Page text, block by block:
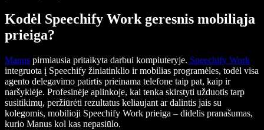
Kodėl Speechify Work geresnis mobiliąja
prieiga?
Manus pirmiausia pritaikyta darbui kompiuteryje. Speechify Work
integruota į Speechify žiniatinklio ir mobilias programėles, todėl visa
agento delegavimo patirtis prieinama telefone taip pat, kaip ir
naršyklėje. Profesinėje aplinkoje, kai tenka skirstyti užduotis tarp
susitikimų, peržiūrėti rezultatus keliaujant ar dalintis jais su
kolegomis, mobilioji Speechify Work prieiga – didelis pranašumas,
kurio Manus kol kas nepasiūlo.